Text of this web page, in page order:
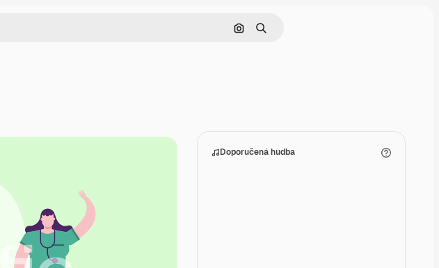
Hledat podle obrázku
Hledat
Doporučená hudba